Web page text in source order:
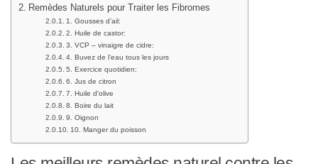
Remèdes Naturels pour Traiter les Fibromes
1. Gousses d’ail:
2. Huile de castor:
3. VCP – vinaigre de cidre:
4. Buvez de l’eau tous les jours
5. Exercice quotidien:
6. Jus de citron
7. Huile d’olive
8. Boire du lait
9. Oignon
10. Manger du poisson